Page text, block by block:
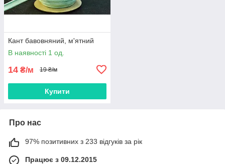
Кант бавовняний, м'ятний
В наявності 1 од.
14 ₴/м 19 ₴/м
Купити
Про нас
97% позитивних з 233 відгуків за рік
Працює з 09.12.2015